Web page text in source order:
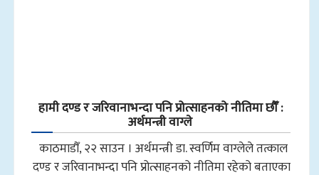
हामी दण्ड र जरिवानाभन्दा पनि प्रोत्साहनको नीतिमा छौँ :
अर्थमन्त्री वाग्ले
काठमाडौँ, २२ साउन । अर्थमन्त्री डा. स्वर्णिम वाग्लेले तत्काल
दण्ड र जरिवानाभन्दा पनि प्रोत्साहनको नीतिमा रहेको बताएका